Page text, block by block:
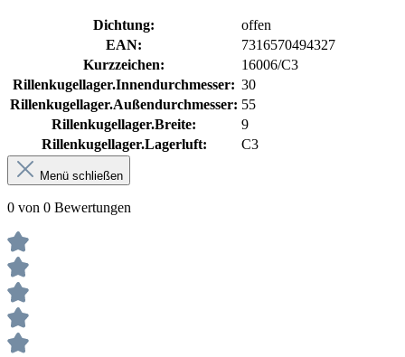
Dichtung:
offen
EAN:
7316570494327
Kurzzeichen:
16006/C3
Rillenkugellager.Innendurchmesser: 30
Rillenkugellager.Außendurchmesser: 55
Rillenkugellager.Breite:
9
Rillenkugellager.Lagerluft:
C3
Menü schließen
0 von 0 Bewertungen